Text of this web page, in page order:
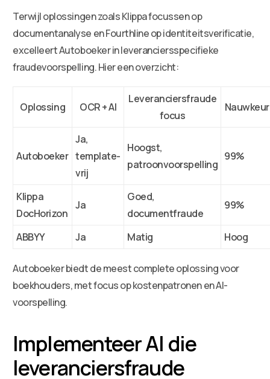
Terwijl oplossingen zoals Klippa focussen op
documentanalyse en Fourthline op identiteitsverificatie,
excelleert Autoboeker in leveranciersspecifieke
fraudevoorspelling. Hier een overzicht:
Oplossing OCR + AI
Leveranciersfraude
focus
Autoboeker
Ja,
template-
vrij
Hoogst,
patroonvoorspelling
99%
Klippa
DocHorizon
Ja
Goed,
documentfraude
99%
ABBYY Ja Matig Hoog
Autoboeker biedt de meest complete oplossing voor
boekhouders, met focus op kostenpatronen en AI-
voorspelling.
Implementeer AI die
leveranciersfraude